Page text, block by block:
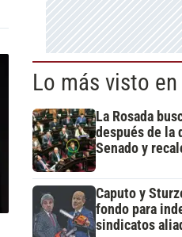
Lo más visto
La Rosada
después de la
Senado y
Caputo y
fondo para
sindicatos